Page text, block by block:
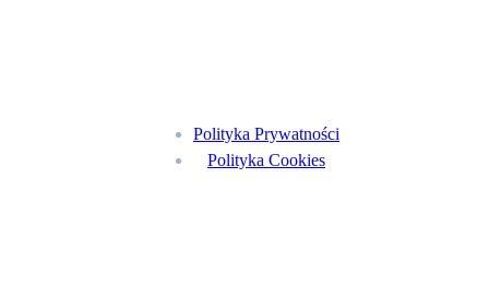
Polityka Prywatności
Polityka Cookies